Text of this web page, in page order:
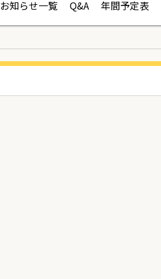
お知らせ一覧 Q&A 年間予定表